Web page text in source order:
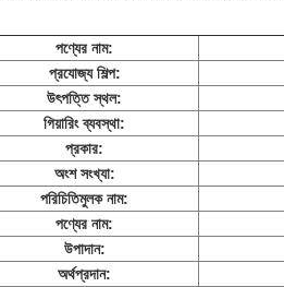
পণ্যের নাম:
প্রযোজ্য শিল্প:
উৎপত্তি স্থল:
গিয়ারিং ব্যবস্থা:
প্রকার:
অংশ সংখ্যা:
পরিচিতিমুলক নাম:
পণ্যের নাম:
উপাদান:
অর্থপ্রদান: